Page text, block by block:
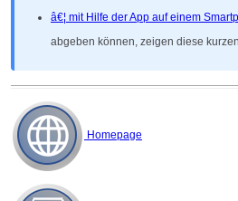
â€¦ mit Hilfe der App auf einem
abgeben können, zeigen diese
Homepage